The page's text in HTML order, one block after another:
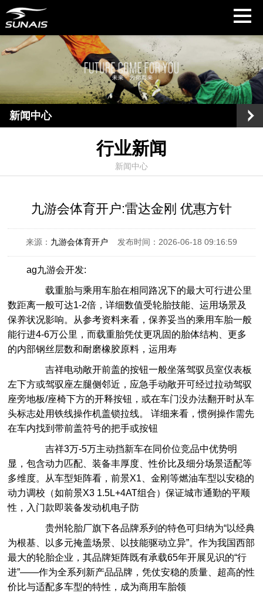
新闻中心
行业新闻
新闻中心
九游会体育开户:雷达金刚 优惠方针
来源： 九游会体育开户 发布时间：2026-06-18 09:16:59
ag九游会开发:
载重胎与乘用车胎在相同路况下的最大可行进公里
数距离一般可达1-2倍，详细数值受轮胎技能、运用场景及
保养状况影响。从参考资料来看，保养妥当的乘用车胎一般
能行进4-6万公里，而载重胎凭仗更巩固的胎体结构、更多
的内部钢丝层数和耐磨橡胶原料，运用寿
吉祥电动敞开前盖的按钮一般坐落驾驭员室仪表板
左下方或驾驭座左腿侧邻近，应急手动敞开可经过拉动驾驭
座旁地板/座椅下方的开释按钮，或在车门没办法翻开时从车
头标志处用铁线操作机盖锁拉线。 详细来看，惯例操作需先
在车内找到带前盖符号的把手或按钮
吉祥3万-5万主动挡新车在同价位竞品中优势明
显，包含动力匹配、装备丰厚度、性价比及细分场景适配等
多维度。从车型矩阵看，前景X1、金刚等燃油车型以安稳的
动力调校（如前景X3 1.5L+4AT组合）保证城市通勤的平顺
性，入门款即装备发动机电子防
贵州轮胎厂旗下各品牌系列的特色可归纳为“以经典
为根基、以多元掩盖场景、以技能驱动立异”。作为我国西部
最大的轮胎企业，其品牌矩阵既有承载65年开展见识的“行
进”——作为全系列新产品品牌，凭仗安稳的质量、超高的性
价比与适配多车型的特性，成为商用车胎领